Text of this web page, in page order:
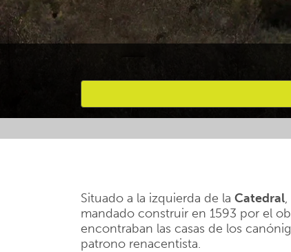
Favourites
Situado a la izquierda de la Catedral
mandado construir en 1593 por el
encontraban las casas de los
patrono renacentista.